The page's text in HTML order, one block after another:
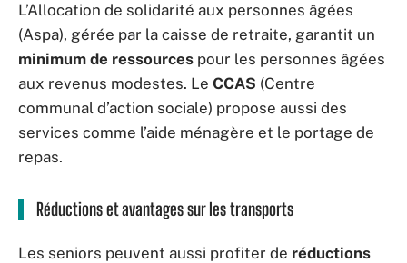
L’Allocation de solidarité aux personnes âgées
(Aspa), gérée par la caisse de retraite, garantit un
minimum de ressources pour les personnes âgées
aux revenus modestes. Le CCAS (Centre
communal d’action sociale) propose aussi des
services comme l’aide ménagère et le portage de
repas.
Réductions et avantages sur les transports
Les seniors peuvent aussi profiter de réductions